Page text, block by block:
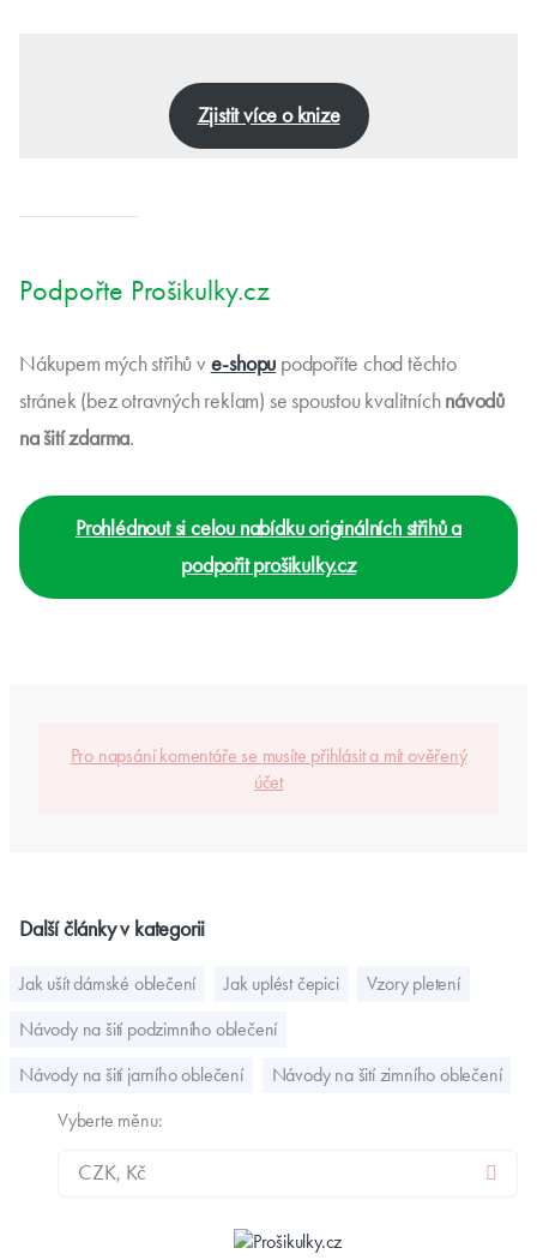
Zjistit více o knize
Podpořte Prošikulky.cz
Nákupem mých střihů ve-shopu podpoříte chod těchto
stránek (bez otravných reklam) se spoustou kvalitníchnávodů
na šití zdarma.
Prohlédnout si celou nabídku originálních střihů a
podpořit prošikulky.cz
Pro napsání komentáře se musíte přihlásit a mít ověřený
účet
Další články v kategorii
Jak ušít dámské oblečení Jak uplést čepici
Vzory pletení
Návody na šití podzimního oblečení
Návody na šití jarního oblečení
Návody na šití zimního oblečení
Vyberte měnu: